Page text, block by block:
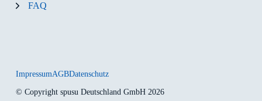
FAQ
© Copyright spusu Deutschland GmbH 2026
ImpressumAGBDatenschutz